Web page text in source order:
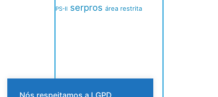
PS-II serpros área restrita
Nós respeitamos a LGPD